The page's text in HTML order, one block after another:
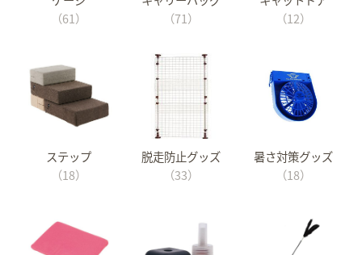
（61）
（71）
（12）
ステップ
（18）
脱走防止グッズ
（33）
暑さ対策グッズ
（18）